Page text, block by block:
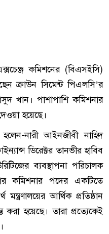
কমিশনের (বিএসইসি)
ক্রাউন সিমেন্ট পিএলসি’র
খান। পাশাপাশি কমিশনার
হয়েছে।
হলেন-নারী আইনজীবী নাহিদ
ডিরেক্টর তানভীর হাবিব
ব্যবস্থাপনা পরিচালক
কমিশনার পদের একটিতে
আর্থিক প্রতিষ্ঠান
করা হয়েছে। তারা প্রত্যেকেই